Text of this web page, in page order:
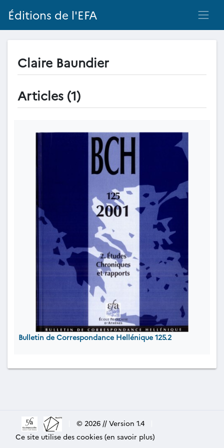
Éditions de l'EFA
Claire Baundier
Articles (1)
Bulletin de Correspondance Hellénique 125.2
© 2026 // Version 1.4
Ce site utilise des cookies (en savoir plus)